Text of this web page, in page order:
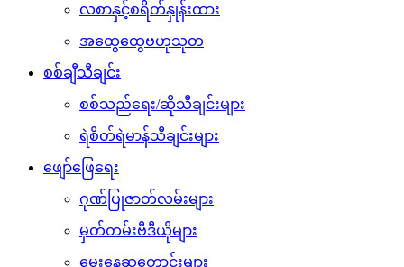
လစာနှင့်စရိတ်နှုန်းထား
အထွေထွေဗဟုသုတ
စစ်ချီသီချင်း
စစ်သည်ရေး/ဆိုသီချင်းများ
ရဲစိတ်ရဲမာန်သီချင်းများ
ဖျော်ဖြေရေး
ဂုဏ်ပြုဇာတ်လမ်းများ
မှတ်တမ်းဗီဒီယိုများ
မွေးနေ့ဆုတောင်းများ